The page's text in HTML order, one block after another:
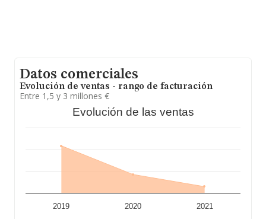
Datos comerciales
Evolución de ventas - rango de facturación
Entre 1,5 y 3 millones €
Evolución de las ventas
2019 2020 2021